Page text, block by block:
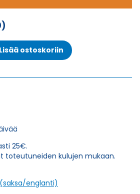
Lisää ostoskoriin
25€.
toteutuneiden kulujen mukaan.
englanti)